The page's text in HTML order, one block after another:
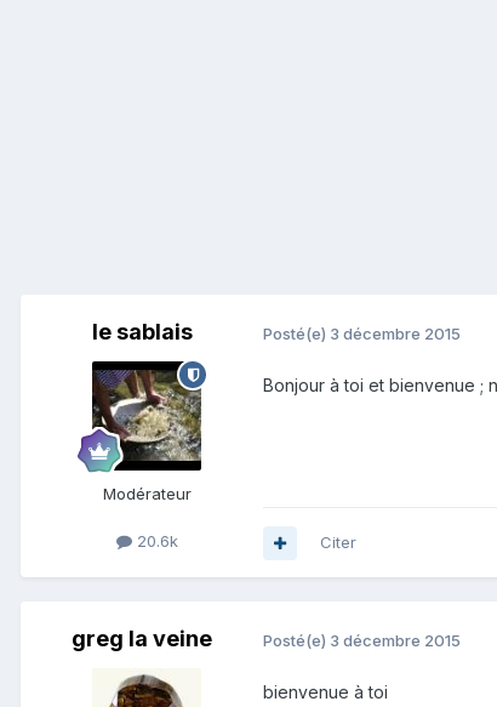
le sablais
Modérateur
20.6k
Posté(e) 3 décembre 2015
Bonjour à toi et bienvenue ;
Citer
greg la veine Posté(e) 3 décembre 2015
bienvenue à toi